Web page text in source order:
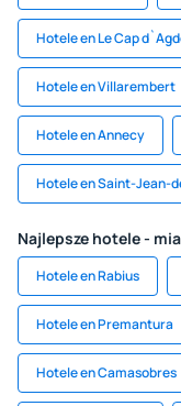
Hotele en Le Cap
Hotele en Villarembert
Hotele en Annecy
Hotele en Saint-Jean-
Najlepsze hotele -
Hotele en Rabius
Hotele en Premantura
Hotele en Camasobres